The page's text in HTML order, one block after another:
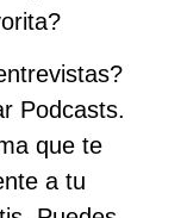
Podcasts.
que te
a tu